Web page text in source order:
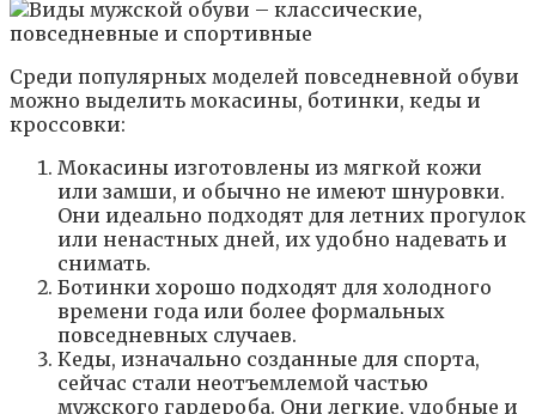
Среди популярных моделей повседневной обуви
можно выделить мокасины, ботинки, кеды и
кроссовки:
Мокасины изготовлены из мягкой кожи
или замши, и обычно не имеют шнуровки.
Они идеально подходят для летних прогулок
или ненастных дней, их удобно надевать и
снимать.
Ботинки хорошо подходят для холодного
времени года или более формальных
повседневных случаев.
Кеды, изначально созданные для спорта,
сейчас стали неотъемлемой частью
мужского гардероба. Они легкие, удобные и